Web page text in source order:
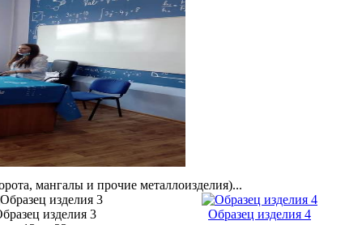
мангалы и прочие металлоизделия)...
изделия 3 Образец изделия 4